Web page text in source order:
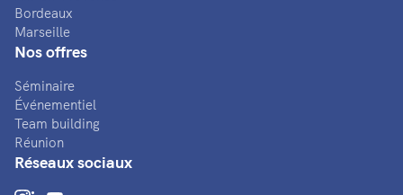
Bordeaux
Marseille
Nos offres
Séminaire
Événementiel
Team building
Réunion
Réseaux sociaux